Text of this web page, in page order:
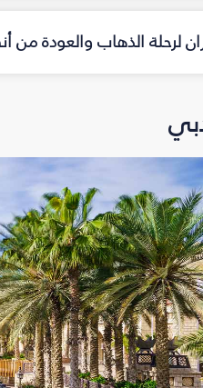
لرحلة الذهاب والعودة من